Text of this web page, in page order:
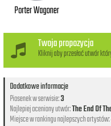
Porter Wagoner
Twoja propozycja
Kliknij aby przesłać utwór
Dodatkowe informacje
Piosenek w serwisie:3
Najlepiej oceniony utwór:The End Of
Miejsce w rankingu najlepszych artystów: